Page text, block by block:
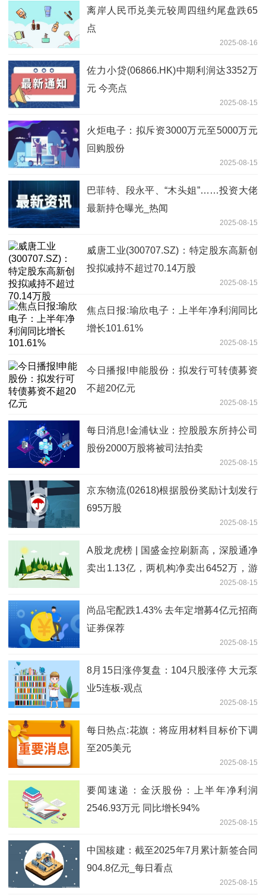
离岸人民币兑美元较周四纽约尾盘跌65
点
2025-08-16
佐力小贷(06866.HK)中期利润达3352万
元 今亮点
2025-08-15
火炬电子：拟斥资3000万元至5000万元
回购股份
2025-08-15
巴菲特、段永平、“木头姐”……投资大佬
最新持仓曝光_热闻
2025-08-15
威唐工业(300707.SZ)：特定股东高新创
投拟减持不超过70.14万股
2025-08-15
焦点日报:瑜欣电子：上半年净利润同比
增长101.61%
2025-08-15
今日播报!申能股份：拟发行可转债募资
不超20亿元
2025-08-15
每日消息!金浦钛业：控股股东所持公司
股份2000万股将被司法拍卖
2025-08-15
京东物流(02618)根据股份奖励计划发行
695万股
2025-08-15
A股龙虎榜 | 国盛金控刷新高，深股通净
卖出1.13亿，两机构净卖出6452万，游
资越王大道净卖出7598万，山东帮净卖
出8204万，量化基金净卖出6186万
2025-08-15
尚品宅配跌1.43% 去年定增募4亿元招商
证券保荐
2025-08-15
8月15日涨停复盘：104只股涨停 大元泵
业5连板-观点
2025-08-15
每日热点:花旗：将应用材料目标价下调
至205美元
2025-08-15
要闻速递：金沃股份：上半年净利润
2546.93万元 同比增长94%
2025-08-15
中国核建：截至2025年7月累计新签合同
904.8亿元_每日看点
2025-08-15